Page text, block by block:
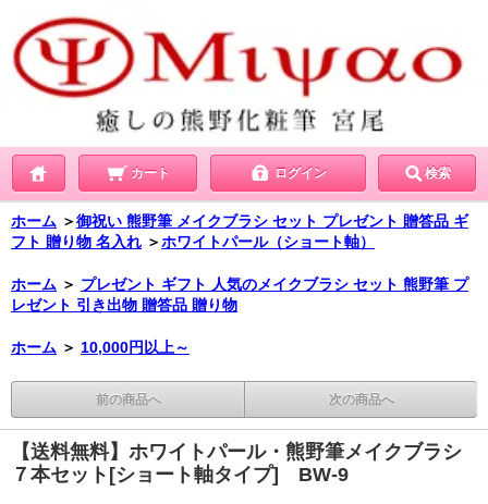
カート ログイン 検索
ホーム ＞御祝い 熊野筆 メイクブラシ セット プレゼント 贈答品 ギ
フト 贈り物 名入れ ＞ホワイトパール（ショート軸）
ホーム ＞ プレゼント ギフト 人気のメイクブラシ セット 熊野筆 プ
レゼント 引き出物 贈答品 贈り物
ホーム ＞ 10,000円以上～
前の商品へ 次の商品へ
【送料無料】ホワイトパール・熊野筆メイクブラシ
７本セット[ショート軸タイプ] BW-9